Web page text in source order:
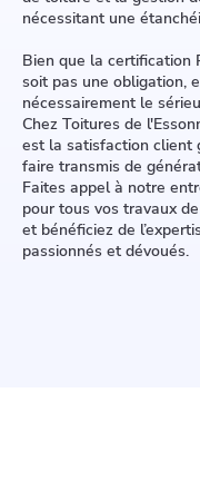
nécessitant une
Bien que la certification
soit pas une obligation,
nécessairement le
Chez Toitures de
est la satisfaction client
faire transmis de
Faites appel à notre
pour tous vos travaux
et bénéficiez de
passionnés et dévoués.